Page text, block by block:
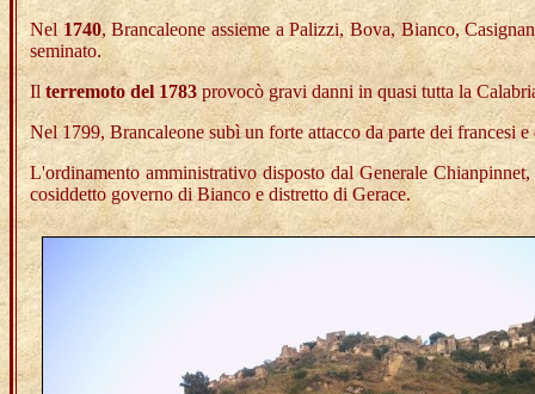
Nel 1740, Brancaleone assieme a Palizzi, Bova, Bianco,
seminato.
Il terremoto del 1783 provocò gravi danni in quasi tutta la
Nel 1799, Brancaleone subì un forte attacco da parte dei francesi
L'ordinamento amministrativo disposto dal Generale
cosiddetto governo di Bianco e distretto di Gerace.